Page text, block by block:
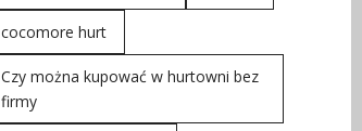
cocomore hurt
Czy można kupować w hurtowni bez
firmy